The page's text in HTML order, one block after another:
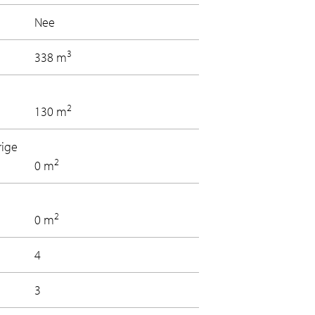
Nee
338 m3
130 m2
0 m2
0 m2
4
3